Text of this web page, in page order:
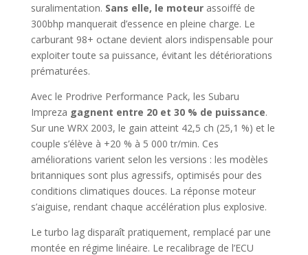
suralimentation. Sans elle, le moteurassoiffé de
300bhp manquerait d’essence en pleine charge. Le
carburant 98+ octane devient alors indispensable pour
exploiter toute sa puissance, évitant les détériorations
prématurées.
Avec le Prodrive Performance Pack, les Subaru
Impreza gagnent entre 20 et 30 % de puissance.
Sur une WRX 2003, le gain atteint 42,5 ch (25,1 %) et le
couple s’élève à +20 % à 5 000 tr/min. Ces
améliorations varient selon les versions : les modèles
britanniques sont plus agressifs, optimisés pour des
conditions climatiques douces. La réponse moteur
s’aiguise, rendant chaque accélération plus explosive.
Le turbo lag disparaît pratiquement, remplacé par une
montée en régime linéaire. Le recalibrage de l’ECU